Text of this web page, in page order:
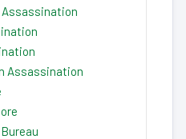
Assassination